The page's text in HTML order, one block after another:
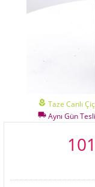
local_florist Taze Canlı
local_shipping Aynı Gün